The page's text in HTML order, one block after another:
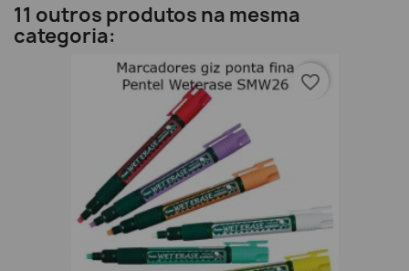
11 outros produtos na mesma
categoria:
favorite_border